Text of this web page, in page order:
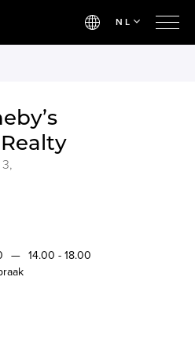
NL
— 14.00 - 18.00